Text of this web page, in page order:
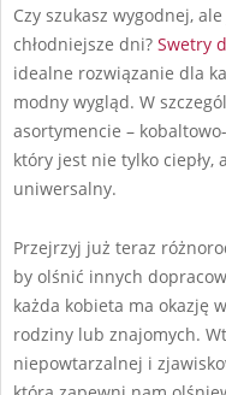
Czy szukasz wygodnej,
chłodniejsze dni? Swetry
idealne rozwiązanie dla
modny wygląd. W
asortymencie –
który jest nie tylko
uniwersalny.
Przejrzyj już teraz
by olśnić innych
każda kobieta ma okazję
rodziny lub znajomych.
niepowtarzalnej i